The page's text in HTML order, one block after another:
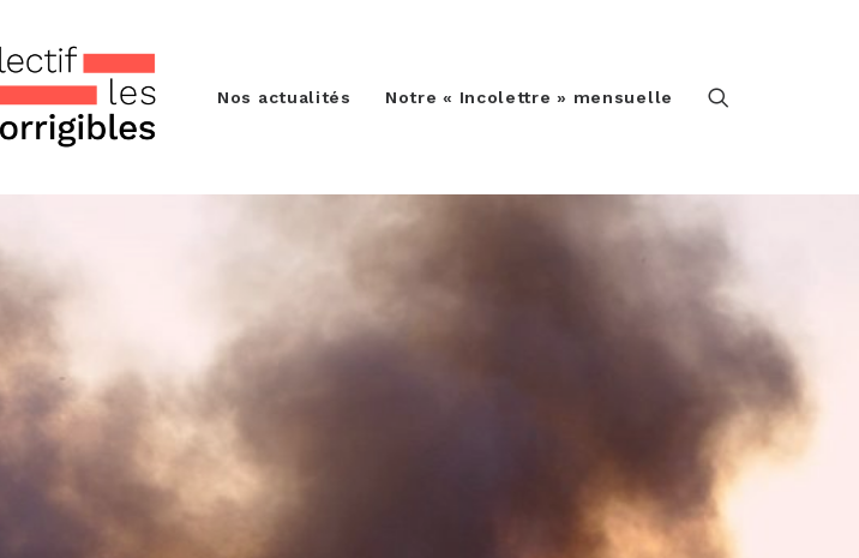
Nos actualités Notre « Incolettre » mensuelle